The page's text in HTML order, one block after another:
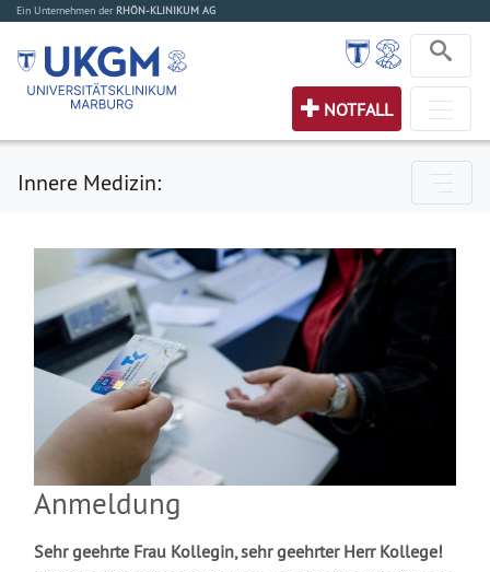
Ein Unternehmen der RHÖN-KLINIKUM AG
NOTFALL
Innere Medizin:
Anmeldung
Sehr geehrte Frau Kollegin, sehr geehrter Herr Kollege!